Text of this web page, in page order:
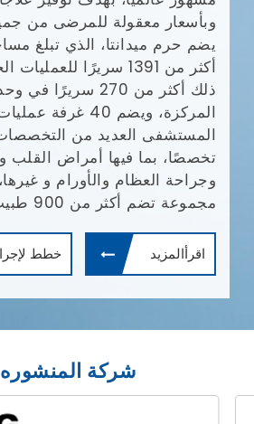
وبأسعار معقولة للمرضى من
أكثر من 1391 سريرًا
ذلك أكثر من 270 سريرًا
المركزة، ويضم 40
تخصصًا، بما فيها أمراض القلب
وجراحة العظام والأورام و
مجموعة تضم أكثر من 900 طبيب وجراح.
اقرأالمزيد خطط
شركة